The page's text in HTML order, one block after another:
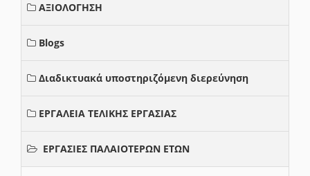
ΑΞΙΟΛΟΓΗΣΗ
Blogs
Διαδικτυακά υποστηριζόμενη διερεύνηση
ΕΡΓΑΛΕΙΑ ΤΕΛΙΚΗΣ ΕΡΓΑΣΙΑΣ
ΕΡΓΑΣΙΕΣ ΠΑΛΑΙΟΤΕΡΩΝ ΕΤΩΝ